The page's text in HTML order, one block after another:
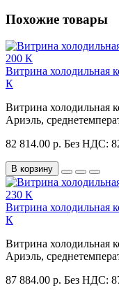
Похожие товары
Витрина холодильная
К
Витрина холодильная
Ариэль,
82 814.00 р. Без НДС:
В корзину
Витрина холодильная
К
Витрина холодильная
Ариэль,
87 884.00 р. Без НДС: